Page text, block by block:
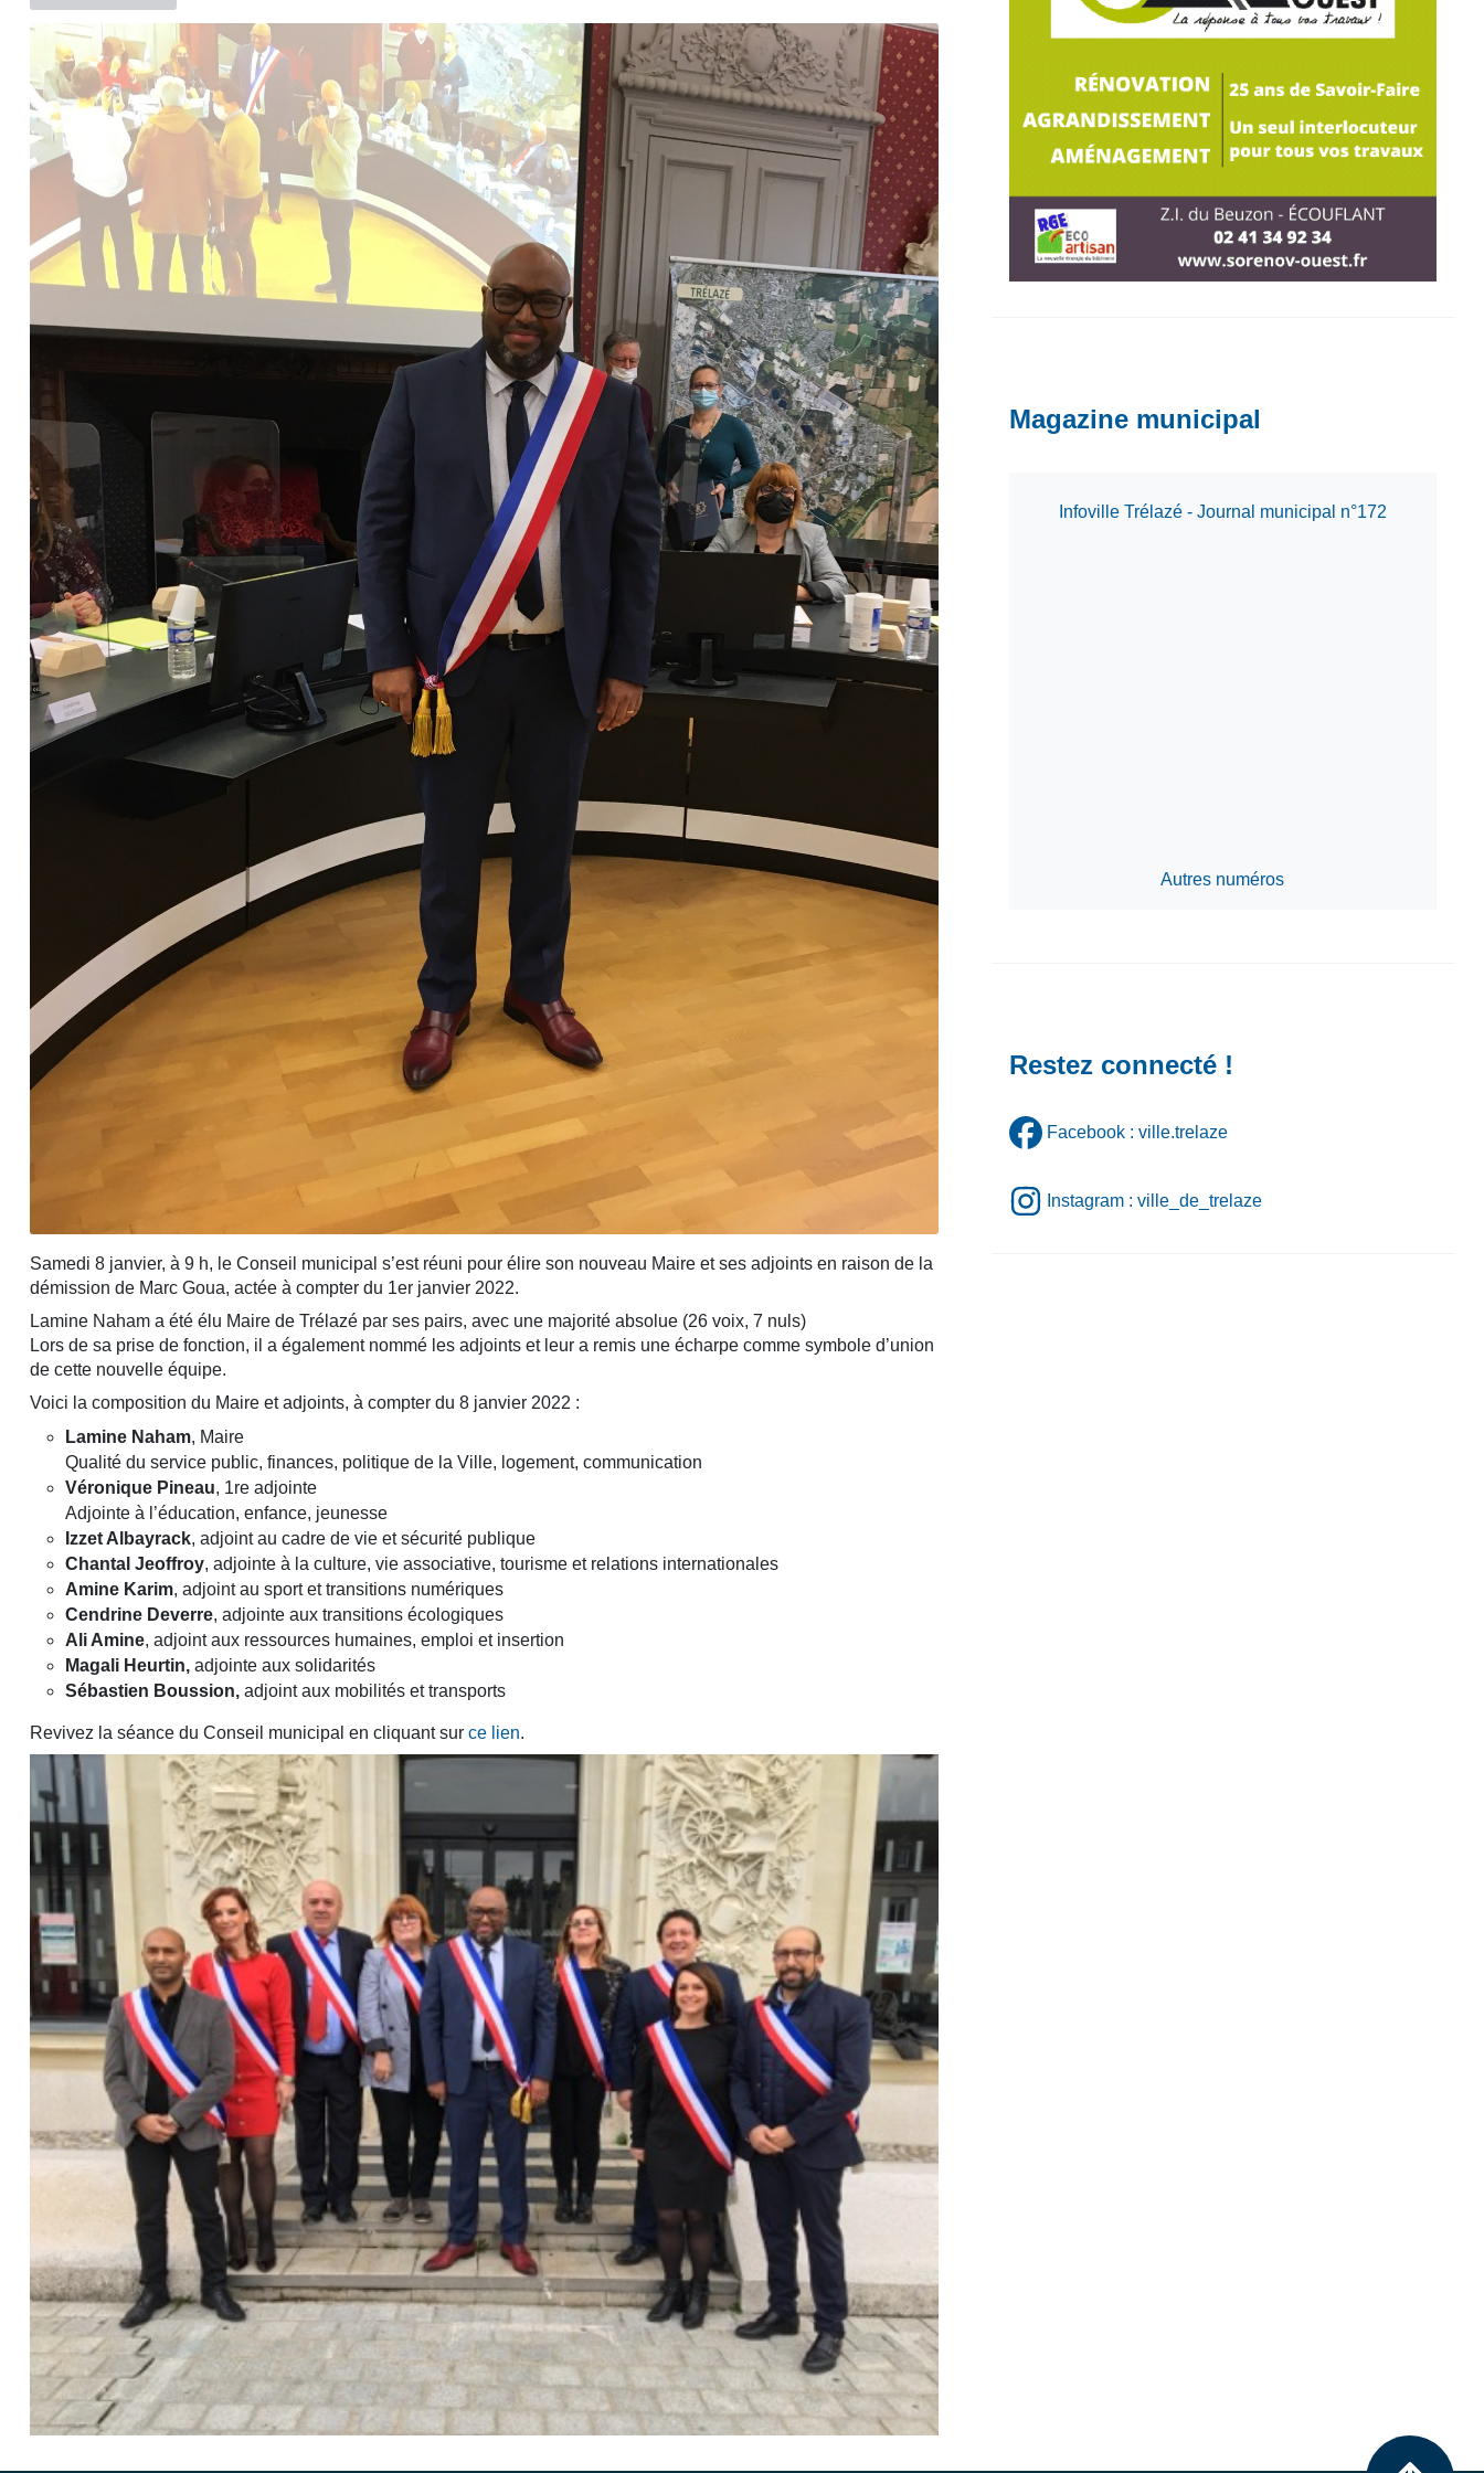
Samedi 8 janvier, à 9 h, le Conseil municipal s’est réuni pour élire son nouveau Maire et ses adjoints en raison de la
démission de Marc Goua, actée à compter du 1er janvier 2022.
Lamine Naham a été élu Maire de Trélazé par ses pairs, avec une majorité absolue (26 voix, 7 nuls)
Lors de sa prise de fonction, il a également nommé les adjoints et leur a remis une écharpe comme symbole d’union
de cette nouvelle équipe.
Voici la composition du Maire et adjoints, à compter du 8 janvier 2022 :
Lamine Naham, Maire
Qualité du service public, finances, politique de la Ville, logement, communication
Véronique Pineau, 1re adjointe
Adjointe à l’éducation, enfance, jeunesse
Izzet Albayrack, adjoint au cadre de vie et sécurité publique
Chantal Jeoffroy, adjointe à la culture, vie associative, tourisme et relations internationales
Amine Karim, adjoint au sport et transitions numériques
Cendrine Deverre, adjointe aux transitions écologiques
Ali Amine, adjoint aux ressources humaines, emploi et insertion
Magali Heurtin, adjointe aux solidarités
Sébastien Boussion, adjoint aux mobilités et transports
Revivez la séance du Conseil municipal en cliquant sur ce lien.
Magazine municipal
Infoville Trélazé - Journal municipal n°172
Autres numéros
Restez connecté !
Facebook : ville.trelaze
Instagram : ville_de_trelaze